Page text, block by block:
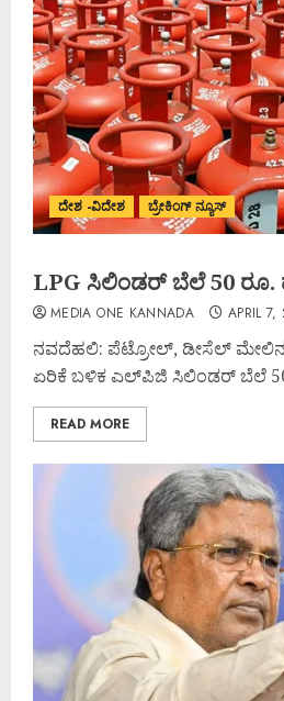
ದೇಶ -ವಿದೇಶ ಬ್ರೇಕಿಂಗ್ ನ್ಯೂಸ್
LPG ಸಿಲಿಂಡರ್‌ ಬೆಲೆ 50 ರೂ.
MEDIA ONE KANNADA APRIL 7,
ನವದೆಹಲಿ: ಪೆಟ್ರೋಲ್‌, ಡೀಸೆಲ್‌ ಮೇಲಿನ
ಏರಿಕೆ ಬಳಿಕ ಎಲ್‌ಪಿಜಿ ಸಿಲಿಂಡರ್‌ ಬೆಲೆ
READ MORE